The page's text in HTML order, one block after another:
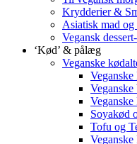
Krydderier &
Asiatisk mad og
Vegansk
‘Kød’ & pålæg
Veganske
Veganske
Veganske
Soyakød
Tofu og